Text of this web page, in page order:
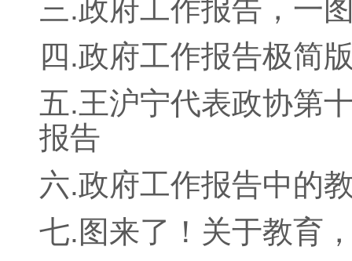
三.政府工作报告，一
四.政府工作报告极简
五.王沪宁代表政协第
报告
六.政府工作报告中的
七.图来了！关于教育